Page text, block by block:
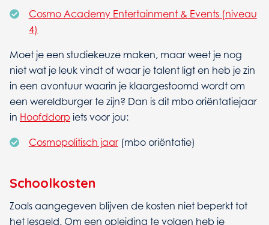
Cosmo Academy Entertainment & Events (niveau
4)
Moet je een studiekeuze maken, maar weet je nog
niet wat je leuk vindt of waar je talent ligt en heb je zin
in een avontuur waarin je klaargestoomd wordt om
een wereldburger te zijn? Dan is dit mbo oriëntatiejaar
in Hoofddorp iets voor jou:
Cosmopolitisch jaar(mbo oriëntatie)
Schoolkosten
Zoals aangegeven blijven de kosten niet beperkt tot
het lesgeld. Om een opleiding te volgen heb je